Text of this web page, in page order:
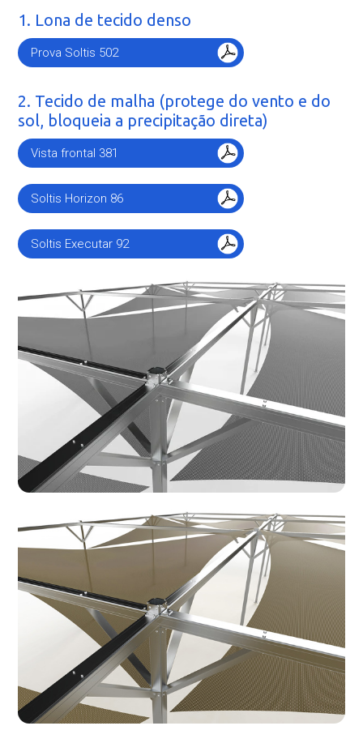
1. Lona de tecido denso
Prova Soltis 502
2. Tecido de malha (protege do vento e do
sol, bloqueia a precipitação direta)
Vista frontal 381
Soltis Horizon 86
Soltis Executar 92